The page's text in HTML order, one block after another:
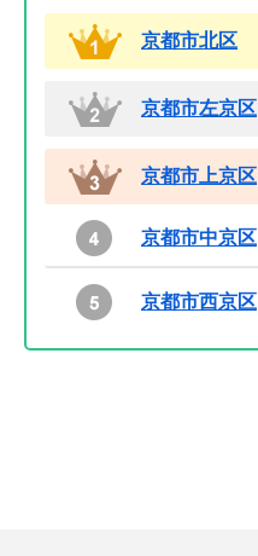
京都市北区
京都市左京区
京都市上京区
京都市中京区
京都市西京区